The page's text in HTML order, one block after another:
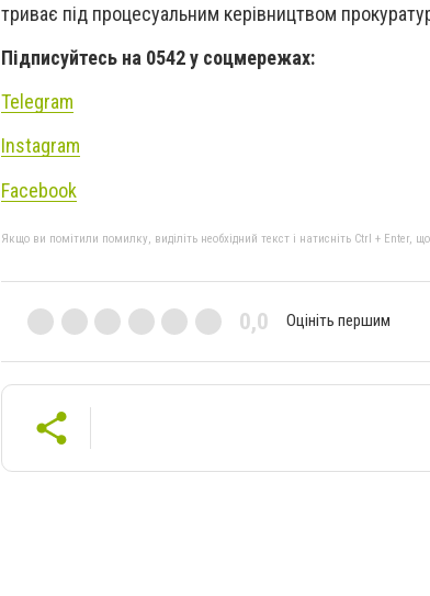
триває під процесуальним керівництвом
Підписуйтесь на 0542 у соцмережах:
Telegram
Instagram
Facebook
Якщо ви помітили помилку, виділіть необхідний текст і натисніть Ctrl + Enter,
0,0 Оцініть першим